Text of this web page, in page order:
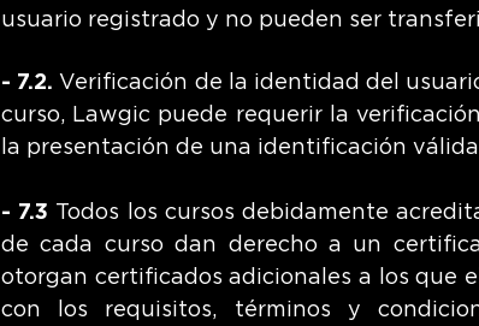
usuario registrado y no pueden ser
- 7.2. Verificación de la identidad del
curso, Lawgic puede requerir la
la presentación de una identificación
- 7.3 Todos los cursos debidamente
de cada curso dan derecho a un
otorgan certificados adicionales a los que
con los requisitos, términos y